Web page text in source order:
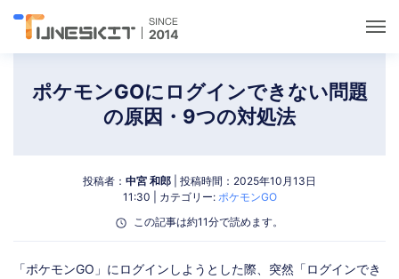
ユーティリティ
ポケモンGOにログインできない問題
の原因・9つの対処法
投稿者： 中宮 和郎 | 投稿時間：2025年10月13日
11:30 | カテゴリー: ポケモンGO
この記事は約11分で読めます。
「ポケモンGO」にログインしようとした際、突然「ログインでき